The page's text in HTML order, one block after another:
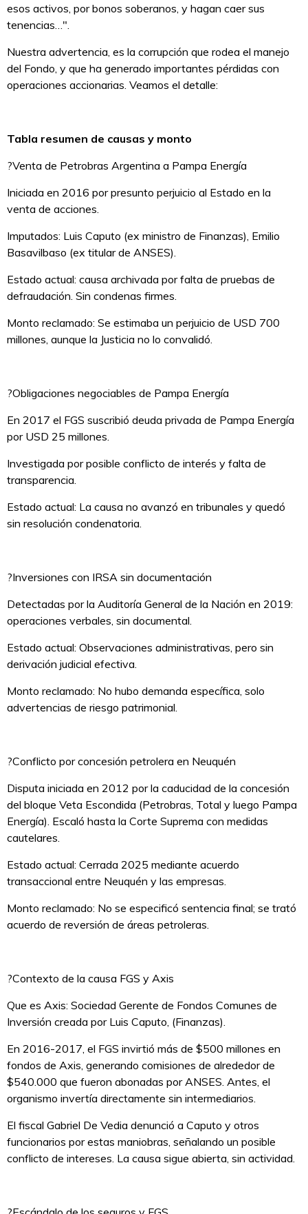
esos activos, por bonos soberanos, y hagan caer sus
tenencias…".
Nuestra advertencia, es la corrupción que rodea el manejo
del Fondo, y que ha generado importantes pérdidas con
operaciones accionarias. Veamos el detalle:
Tabla resumen de causas y monto
?Venta de Petrobras Argentina a Pampa Energía
Iniciada en 2016 por presunto perjuicio al Estado en la
venta de acciones.
Imputados: Luis Caputo (ex ministro de Finanzas), Emilio
Basavilbaso (ex titular de ANSES).
Estado actual: causa archivada por falta de pruebas de
defraudación. Sin condenas firmes.
Monto reclamado: Se estimaba un perjuicio de USD 700
millones, aunque la Justicia no lo convalidó.
?Obligaciones negociables de Pampa Energía
En 2017 el FGS suscribió deuda privada de Pampa Energía
por USD 25 millones.
Investigada por posible conflicto de interés y falta de
transparencia.
Estado actual: La causa no avanzó en tribunales y quedó
sin resolución condenatoria.
?Inversiones con IRSA sin documentación
Detectadas por la Auditoría General de la Nación en 2019:
operaciones verbales, sin documental.
Estado actual: Observaciones administrativas, pero sin
derivación judicial efectiva.
Monto reclamado: No hubo demanda específica, solo
advertencias de riesgo patrimonial.
?Conflicto por concesión petrolera en Neuquén
Disputa iniciada en 2012 por la caducidad de la concesión
del bloque Veta Escondida (Petrobras, Total y luego Pampa
Energía). Escaló hasta la Corte Suprema con medidas
cautelares.
Estado actual: Cerrada 2025 mediante acuerdo
transaccional entre Neuquén y las empresas.
Monto reclamado: No se especificó sentencia final; se trató
acuerdo de reversión de áreas petroleras.
?Contexto de la causa FGS y Axis
Que es Axis: Sociedad Gerente de Fondos Comunes de
Inversión creada por Luis Caputo, (Finanzas).
En 2016-2017, el FGS invirtió más de $500 millones en
fondos de Axis, generando comisiones de alrededor de
$540.000 que fueron abonadas por ANSES. Antes, el
organismo invertía directamente sin intermediarios.
El fiscal Gabriel De Vedia denunció a Caputo y otros
funcionarios por estas maniobras, señalando un posible
conflicto de intereses. La causa sigue abierta, sin actividad.